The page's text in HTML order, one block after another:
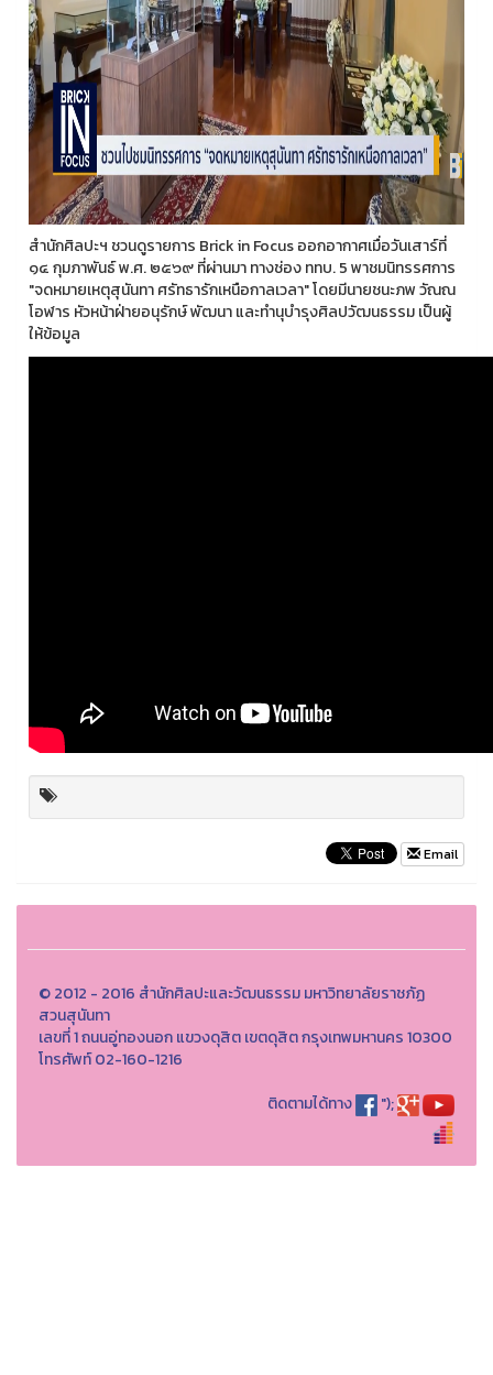
สำนักศิลปะฯ ชวนดูรายการ Brick in Focus ออกอากาศเมื่อวันเสาร์ที่
๑๔ กุมภาพันธ์ พ.ศ. ๒๕๖๙ ที่ผ่านมา ทางช่อง ททบ. 5 พาชมนิทรรศการ
"จดหมายเหตุสุนันทา ศรัทธารักเหนือกาลเวลา" โดยมีนายชนะภพ วัณณ
โอฬาร หัวหน้าฝ่ายอนุรักษ์ พัฒนา และทำนุบำรุงศิลปวัฒนธรรม เป็นผู้
ให้ข้อมูล
Email
© 2012 - 2016 สำนักศิลปะและวัฒนธรรม มหาวิทยาลัยราชภัฏ
สวนสุนันทา
เลขที่ 1 ถนนอู่ทองนอก แขวงดุสิต เขตดุสิต กรุงเทพมหานคร 10300
โทรศัพท์ 02-160-1216
ติดตามได้ทาง
");